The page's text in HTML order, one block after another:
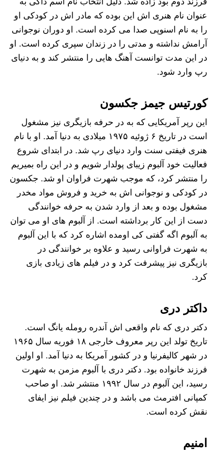
عنوان نام هنری اش این بوده که مادر اش در کودکی او
را به نام اسنوپی صدا می کرده است. او دوران نوجوانی
آرامش نداشته و مدتی را در زندان سپری کرده است. او
در این مدت توانست آهنگ هایی را منتشر کند و به دنیای
رپ وارد شود.
کورتیس جیمز جکسون
این رپر آمریکایی که به در حرفه بازیگری نیز مشغول
است در تاریخ ۶ ژوئیه ۱۹۷۵ میلادی به دنیا آمد. او با نام
هنری فیفتی سنت وارد دنیای رپ شد. در ابتدای شروع
فعالیت خود آلبوم زیبای پولدار شویم و در این راه بمیریم
را منتشر کرد، که موجب شهرت فراوان او شد. جکسون
در کودکی و نوجوانی اش به خرید و فروش مواد مخدر
مشغول بوده و بعد از وارد شدن به حرفه خوانندگی
دست از این کار برداشته است. از آلبوم های او می توان
به آلبوم اگه گفتی کی اومده اشاره کرد که با این آلبوم
به شهرت فراوانی رسید و علاوه بر خوانندگی در
بازیگری نیز پیشرفت کرد و در فیلم های زیادی بازی
کرد.
داکتر دری
دکتر دری که نام واقعی اش آندره رومله یانگ است.
تاریخ تولد این رپر معروف خارجی ۱۸ فوریه سال ۱۹۶۵
در شهر کالیفرنیا و در کشور آمریکا به دنیا آمد. او اولین
فرزند خانواده بود. دکتر دری با آلبوم مزمن به شهرت
رسید، این آلبوم در سال ۱۹۹۲ منتشر شد. او صاحب
کمپانی افترمث می باشد و در چندین فیلم نیز ایفای
نقش کرده است.
امنیم